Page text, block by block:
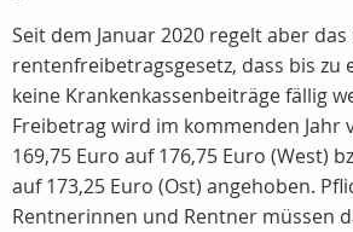
Seit dem Januar 2020 regelt aber
rentenfrei­betrags­gesetz, dass bis zu
keine Krankenkassenbeiträge fällig
Freibetrag wird im kommenden Jahr
169,75 Euro auf 176,75 Euro (West)
auf 173,25 Euro (Ost) angehoben.
Rentnerinnen und Rentner müssen